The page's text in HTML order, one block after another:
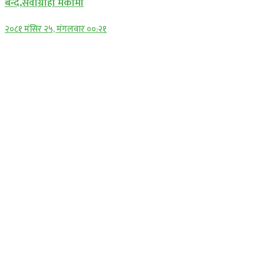
२०८१ मंसिर २५, मंगलवार ००:२१